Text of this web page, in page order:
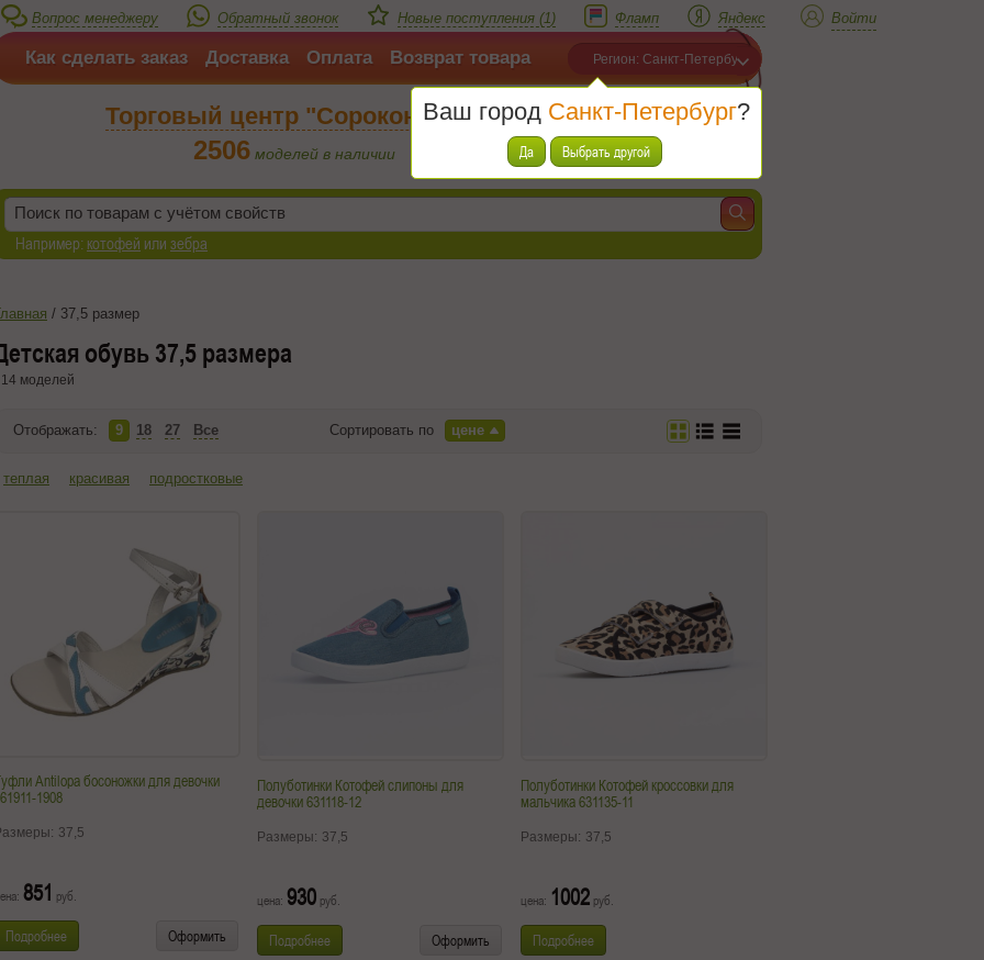
Например:котофей илизебра
Вопрос менеджеру Обратный звонок Новые поступления (1) Фламп Яндекс Войти
Как сделать заказ Доставка Оплата Возврат товара Регион: Санкт-Петербург
Ваш город Санкт-Петербург?
Да Выбрать другой
Корзина
Товаров (
Торговый центр "Сороконожка"
2506 моделей в наличии
/ 37,5 размер
обувь 37,5 размера
14 моделей
Отображать: 9 18 27 Все Сортировать по цене
теплая красивая подростковые
Antilopa босоножки для девочки
1908
37,5
851 руб.
Подробнее Оформить
Полуботинки Котофей слипоны для
девочки 631118-12
Размеры: 37,5
цена: 930 руб.
Подробнее Оформить
Полуботинки Котофей кроссовки для
мальчика 631135-11
Размеры: 37,5
цена: 1002 руб.
Подробнее